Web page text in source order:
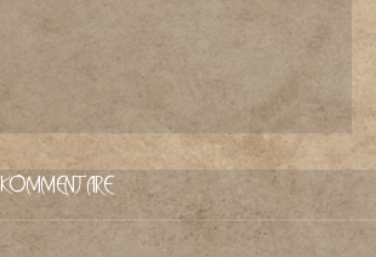
Kommentare